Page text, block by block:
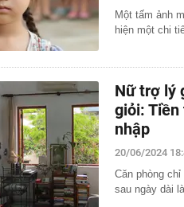
Một tấm ảnh
hiện một chi
Nữ trợ lý
giỏi: Tiền
nhập
20/06/2024
Căn phòng
sau ngày dài